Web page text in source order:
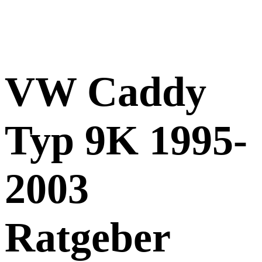
VW Caddy
Typ 9K 1995-
2003
Ratgeber